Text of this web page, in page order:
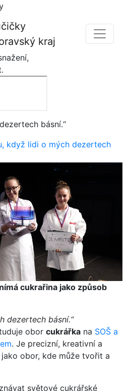
kraj
básní.“
když lidi o mých dezertech
cukrařina jako způsob
dezertech básní.“
obor cukrářka na SOŠ a
. Je precizní, kreativní a
obor, kde může tvořit a
světové cukrářské